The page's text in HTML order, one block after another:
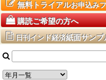
無料トライアルお申込み
購読ご希望の方へ
日刊インド経済紙面サンプ